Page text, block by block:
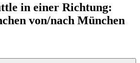
in einer Richtung:
von/nach München